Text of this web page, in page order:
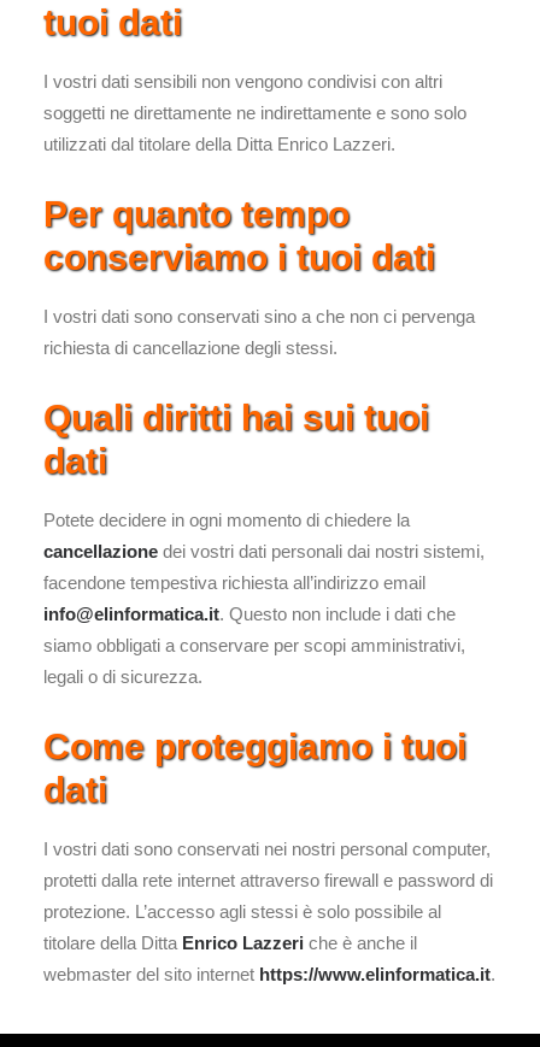
tuoi dati
I vostri dati sensibili non vengono condivisi con altri
soggetti ne direttamente ne indirettamente e sono solo
utilizzati dal titolare della Ditta Enrico Lazzeri.
Per quanto tempo
conserviamo i tuoi dati
I vostri dati sono conservati sino a che non ci pervenga
richiesta di cancellazione degli stessi.
Quali diritti hai sui tuoi
dati
Potete decidere in ogni momento di chiedere la
cancellazione dei vostri dati personali dai nostri sistemi,
facendone tempestiva richiesta all’indirizzo email
info@elinformatica.it. Questo non include i dati che
siamo obbligati a conservare per scopi amministrativi,
legali o di sicurezza.
Come proteggiamo i tuoi
dati
I vostri dati sono conservati nei nostri personal computer,
protetti dalla rete internet attraverso firewall e password di
protezione. L’accesso agli stessi è solo possibile al
titolare della Ditta Enrico Lazzeri che è anche il
webmaster del sito internet https://www.elinformatica.it.